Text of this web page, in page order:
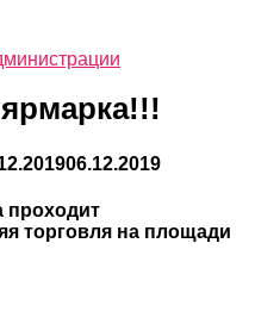
06.12.2019
проходит
торговля на площади